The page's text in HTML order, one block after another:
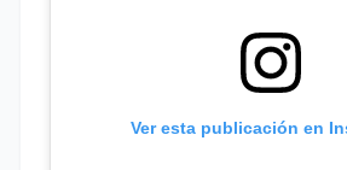
Ver esta publicación en